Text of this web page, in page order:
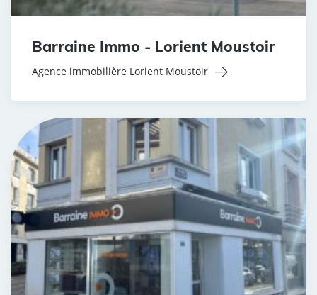
Barraine Immo - Lorient Moustoir
Agence immobilière Lorient Moustoir